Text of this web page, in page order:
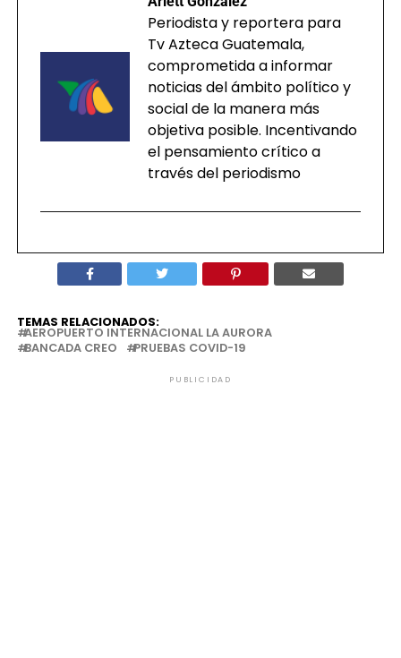
Periodista y reportera para
Tv Azteca Guatemala,
comprometida a informar
noticias del ámbito político y
social de la manera más
objetiva posible. Incentivando
el pensamiento crítico a
través del periodismo
TEMAS RELACIONADOS:
AEROPUERTO INTERNACIONAL LA AURORA
BANCADA CREO
PRUEBAS COVID-19
PUBLICIDAD